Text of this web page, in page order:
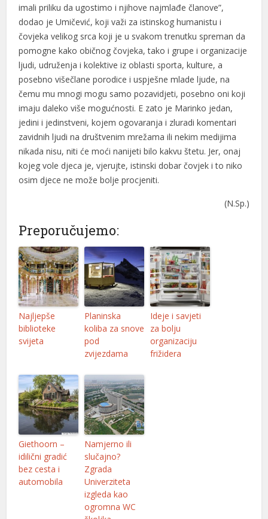
imali priliku da ugostimo i njihove najmlađe članove”,
dodao je Umičević, koji važi za istinskog humanistu i
čovjeka velikog srca koji je u svakom trenutku spreman da
pomogne kako običnog čovjeka, tako i grupe i organizacije
ljudi, udruženja i kolektive iz oblasti sporta, kulture, a
posebno višečlane porodice i uspješne mlade ljude, na
čemu mu mnogi mogu samo pozavidjeti, posebno oni koji
imaju daleko više mogućnosti. E zato je Marinko jedan,
jedini i jedinstveni, kojem ogovaranja i zluradi komentari
zavidnih ljudi na društvenim mrežama ili nekim medijima
nikada nisu, niti će moći nanijeti bilo kakvu štetu. Jer, onaj
kojeg vole djeca je, vjerujte, istinski dobar čovjek i to niko
osim djece ne može bolje procjeniti.
(N.Sp.)
Preporučujemo:
Najljepše
biblioteke
svijeta
Planinska
koliba za snove
pod
zvijezdama
Ideje i savjeti
za bolju
organizaciju
frižidera
Giethoorn –
idilični gradić
bez cesta i
automobila
Namjerno ili
slučajno?
Zgrada
Univerziteta
izgleda kao
ogromna WC